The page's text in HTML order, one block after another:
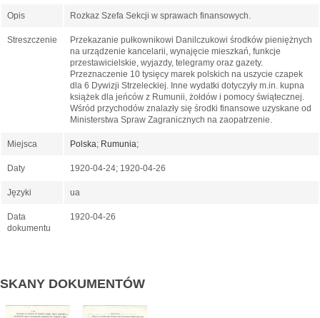
Opis Rozkaz Szefa Sekcji w sprawach finansowych.
Streszczenie
Przekazanie pułkownikowi Danilczukowi środków pieniężnych
na urządzenie kancelarii, wynajęcie mieszkań, funkcje
przestawicielskie, wyjazdy, telegramy oraz gazety.
Przeznaczenie 10 tysięcy marek polskich na uszycie czapek
dla 6 Dywizji Strzeleckiej. Inne wydatki dotyczyły m.in. kupna
książek dla jeńców z Rumunii, żołdów i pomocy świątecznej.
Wśród przychodów znalazły się środki finansowe uzyskane od
Ministerstwa Spraw Zagranicznych na zaopatrzenie.
Miejsca Polska; Rumunia;
Daty 1920-04-24; 1920-04-26
Języki ua
Data
dokumentu
1920-04-26
SKANY DOKUMENTÓW